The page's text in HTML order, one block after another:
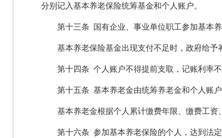
分别记入基本养老保险统筹基金和个人账户。
第十三条 国有企业、事业单位职工参加基本
基本养老保险基金出现支付不足时，政府给予
第十四条 个人账户不得提前支取，记账利率
第十五条 基本养老金由统筹养老金和个人账户
基本养老金根据个人累计缴费年限、缴费工资
第十六条 参加基本养老保险的个人，达到法